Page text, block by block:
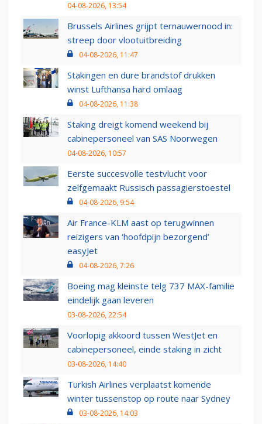
04-08-2026, 13:54
Brussels Airlines grijpt ternauwernood in:
streep door vlootuitbreiding
04-08-2026, 11:47
Stakingen en dure brandstof drukken
winst Lufthansa hard omlaag
04-08-2026, 11:38
Staking dreigt komend weekend bij
cabinepersoneel van SAS Noorwegen
04-08-2026, 10:57
Eerste succesvolle testvlucht voor
zelfgemaakt Russisch passagierstoestel
04-08-2026, 9:54
Air France-KLM aast op terugwinnen
reizigers van ‘hoofdpijn bezorgend’
easyJet
04-08-2026, 7:26
Boeing mag kleinste telg 737 MAX-familie
eindelijk gaan leveren
03-08-2026, 22:54
Voorlopig akkoord tussen WestJet en
cabinepersoneel, einde staking in zicht
03-08-2026, 14:40
Turkish Airlines verplaatst komende
winter tussenstop op route naar Sydney
03-08-2026, 14:03